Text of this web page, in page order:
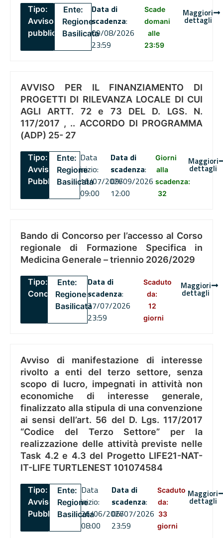
Tipo:
Avviso
pubblico
Ente:
Regione
Basilicata
Data di
scadenza:
09/08/2026
23:59
Scade
domani
alle
23:59
Maggiori
dettagli
AVVISO PER IL FINANZIAMENTO DI
PROGETTI DI RILEVANZA LOCALE DI CUI
AGLI ARTT. 72 e 73 DEL D. LGS. N.
117/2017 , .. ACCORDO DI PROGRAMMA
(ADP) 25- 27
Tipo:
Avviso
Pubblico
Ente:
Regione
Basilicata
Data
inizio:
16/07/2026
09:00
Data di
scadenza:
09/09/2026
12:00
Giorni
alla
scadenza:
32
Maggiori
dettagli
Bando di Concorso per l’accesso al Corso
regionale di Formazione Specifica in
Medicina Generale – triennio 2026/2029
Tipo:
Concorsi
Ente:
Regione
Basilicata
Data di
scadenza:
27/07/2026
23:59
Scaduto
da:
12
giorni
Maggiori
dettagli
Avviso di manifestazione di interesse
rivolto a enti del terzo settore, senza
scopo di lucro, impegnati in attività non
economiche di interesse generale,
finalizzato alla stipula di una convenzione
ai sensi dell’art. 56 del D. Lgs. 117/2017
“Codice del Terzo Settore” per la
realizzazione delle attività previste nelle
Task 4.2 e 4.3 del Progetto LIFE21-NAT-
IT-LIFE TURTLENEST 101074584
Tipo:
Avviso
Pubblico
Ente:
Regione
Basilicata
Data
inizio:
26/06/2026
08:00
Data di
scadenza:
06/07/2026
23:59
Scaduto
da:
33
giorni
Maggiori
dettagli